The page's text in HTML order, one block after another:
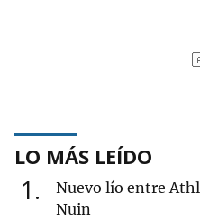
LO MÁS LEÍDO
1
Nuevo lío entre
Nuin